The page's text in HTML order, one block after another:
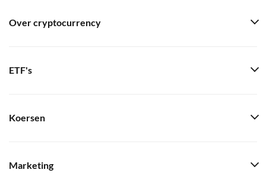
Over cryptocurrency
ETF's
Koersen
Marketing